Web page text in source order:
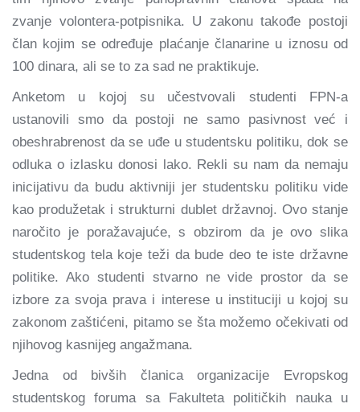
zvanje volontera-potpisnika. U zakonu takođe postoji
član kojim se određuje plaćanje članarine u iznosu od
100 dinara, ali se to za sad ne praktikuje.
Anketom u kojoj su učestvovali studenti FPN-a
ustanovili smo da postoji ne samo pasivnost već i
obeshrabrenost da se uđe u studentsku politiku, dok se
odluka o izlasku donosi lako. Rekli su nam da nemaju
inicijativu da budu aktivniji jer studentsku politiku vide
kao produžetak i strukturni dublet državnoj. Ovo stanje
naročito je poražavajuće, s obzirom da je ovo slika
studentskog tela koje teži da bude deo te iste državne
politike. Ako studenti stvarno ne vide prostor da se
izbore za svoja prava i interese u instituciji u kojoj su
zakonom zaštićeni, pitamo se šta možemo očekivati od
njihovog kasnijeg angažmana.
Jedna od bivših članica organizacije Evropskog
studentskog foruma sa Fakulteta političkih nauka u